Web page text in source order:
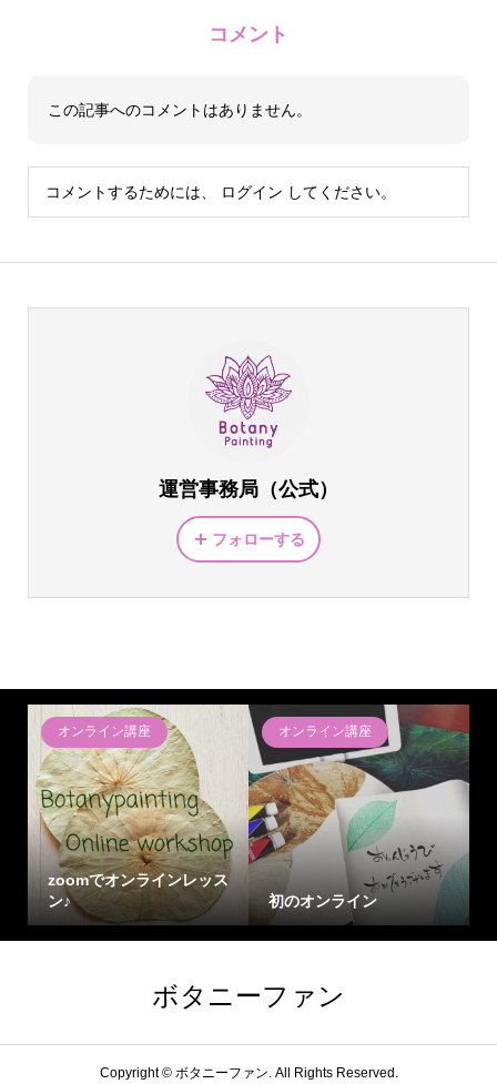
コメント
この記事へのコメントはありません。
コメントするためには、 ログイン してください。
運営事務局（公式）
フォローする
オンライン講座
zoomでオンラインレッス
ン♪
オンライン講座
初のオンライン
ボタニーファン
Copyright ©ボタニーファン. All Rights Reserved.